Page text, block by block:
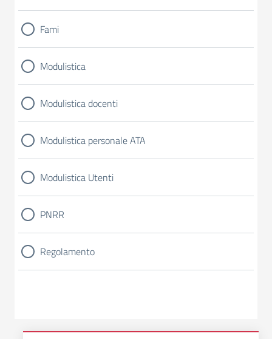
Fami
Modulistica
Modulistica docenti
Modulistica personale ATA
Modulistica Utenti
PNRR
Regolamento